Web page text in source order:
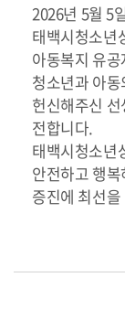
2026년 5월 5
태백시청소년
아동복지 유
청소년과 아
헌신해주신
전합니다.
태백시청소년
안전하고 행
증진에 최선